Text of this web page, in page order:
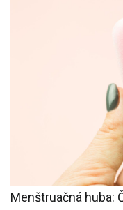
Menštruačná huba: